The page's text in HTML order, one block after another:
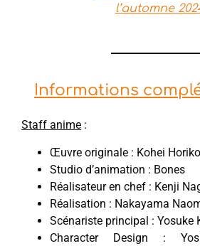
l’automne
Informations
Staff anime :
Œuvre originale : Kohei
Studio d’animation : Bones
Réalisateur en chef : Kenji
Réalisation : Nakayama
Scénariste principal : Yosuke
Character Design :